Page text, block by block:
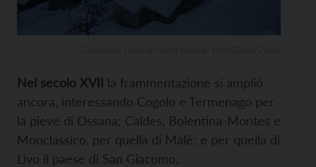
Nel secolo XVII la frammentazione si ampliò
ancora, interessando Cogolo e Termenago per
la pieve di Ossana; Caldes, Bolentina-Montes e
Monclassico, per quella di Malè; e per quella di
Livo il paese di San Giacomo.